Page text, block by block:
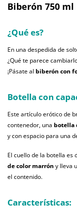
Biberón 750
¿Qué es?
En una despedida de
¿Qué te parece
¡Pásate al biberón con
Botella con
Este artículo erótico de
contenedor, una botella
y con espacio para una
El cuello de la botella es
de color marrón y lleva
el contenido.
Características: